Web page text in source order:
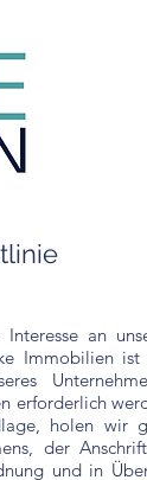
an
Immobilien
erforderlich
holen wir
der
und in